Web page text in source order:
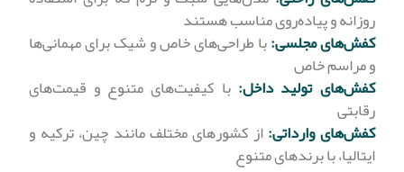
روزانه و پیاده‌روی مناسب هستند
کفش‌های مجلسی:با طراحی‌های خاص و شیک برای مهمانی‌ها
و مراسم خاص
کفش‌های تولید داخل: با کیفیت‌های متنوع و قیمت‌های
رقابتی
کفش‌های وارداتی:از کشورهای مختلف مانند چین، ترکیه و
ایتالیا، با برندهای متنوع